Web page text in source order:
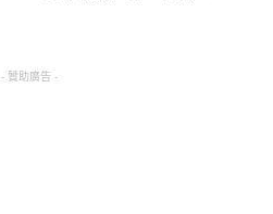
- 贊助廣告 -